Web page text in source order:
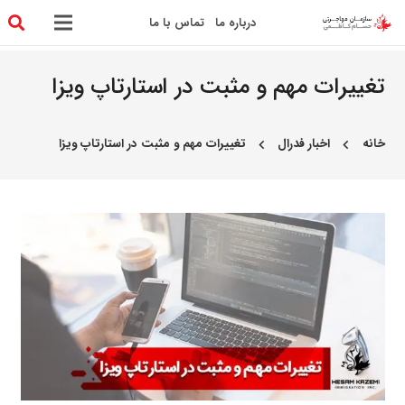
درباره ما تماس با ما
تغییرات مهم و مثبت در استارتاپ ویزا
خانه chevron_left اخبار فدرال chevron_left تغییرات مهم و مثبت در استارتاپ ویزا